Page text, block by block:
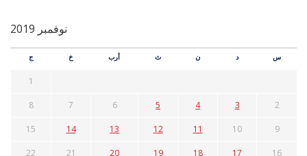
نوفمبر 2019
س د ن ث أرب خ ج
1
2
3
4
5
6
7
8
9
10
11
12
13
14
15
16
17
18
19
20
21
22